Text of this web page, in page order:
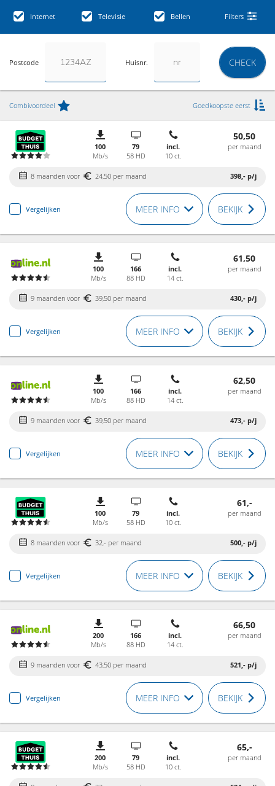
Internet Televisie Bellen Filters
Postcode Huisnr. CHECK
Combivoordeel Goedkoopste eerst
100
Mb/s
79
58 HD
incl.
10 ct.
50,50
per maand
8 maanden voor 24,50 per maand 398,- p/j
Vergelijken MEER INFO BEKIJK
100
Mb/s
166
88 HD
incl.
14 ct.
61,50
per maand
9 maanden voor 39,50 per maand 430,- p/j
Vergelijken MEER INFO BEKIJK
100
Mb/s
166
88 HD
incl.
14 ct.
62,50
per maand
9 maanden voor 39,50 per maand 473,- p/j
Vergelijken MEER INFO BEKIJK
100
Mb/s
79
58 HD
incl.
10 ct.
61,-
per maand
8 maanden voor 32,- per maand 500,- p/j
Vergelijken MEER INFO BEKIJK
200
Mb/s
166
88 HD
incl.
14 ct.
66,50
per maand
9 maanden voor 43,50 per maand 521,- p/j
Vergelijken MEER INFO BEKIJK
200
Mb/s
79
58 HD
incl.
10 ct.
65,-
per maand